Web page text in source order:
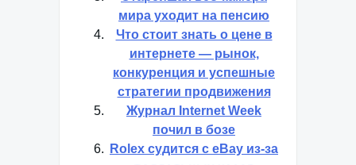
мира уходит на пенсию
Что стоит знать о цене в
интернете — рынок,
конкуренция и успешные
стратегии продвижения
Журнал Internet Week
почил в бозе
Rolex судится с eBay из-за